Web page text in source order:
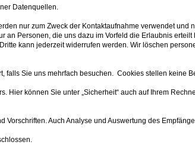
Datenquellen.
nur zum Zweck der Kontaktaufnahme verwendet und
Personen, die uns dazu im Vorfeld die Erlaubnis
kann jederzeit widerrufen werden. Wir löschen
falls Sie uns mehrfach besuchen. Cookies stellen keine
können Sie unter „Sicherheit“ auch auf Ihrem
Auch Analyse und Auswertung des